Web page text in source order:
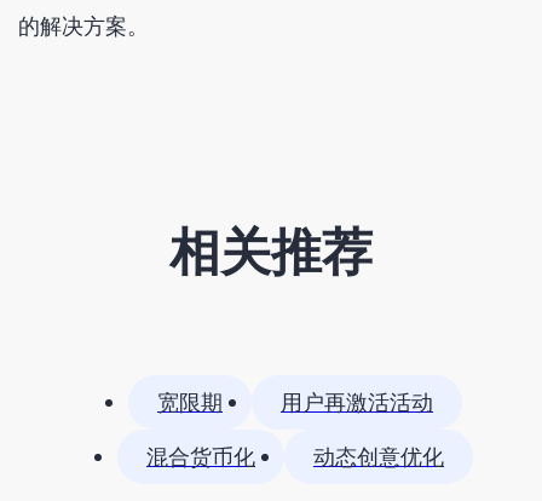
的解决方案。
相关推荐
宽限期
用户再激活活动
混合货币化
动态创意优化